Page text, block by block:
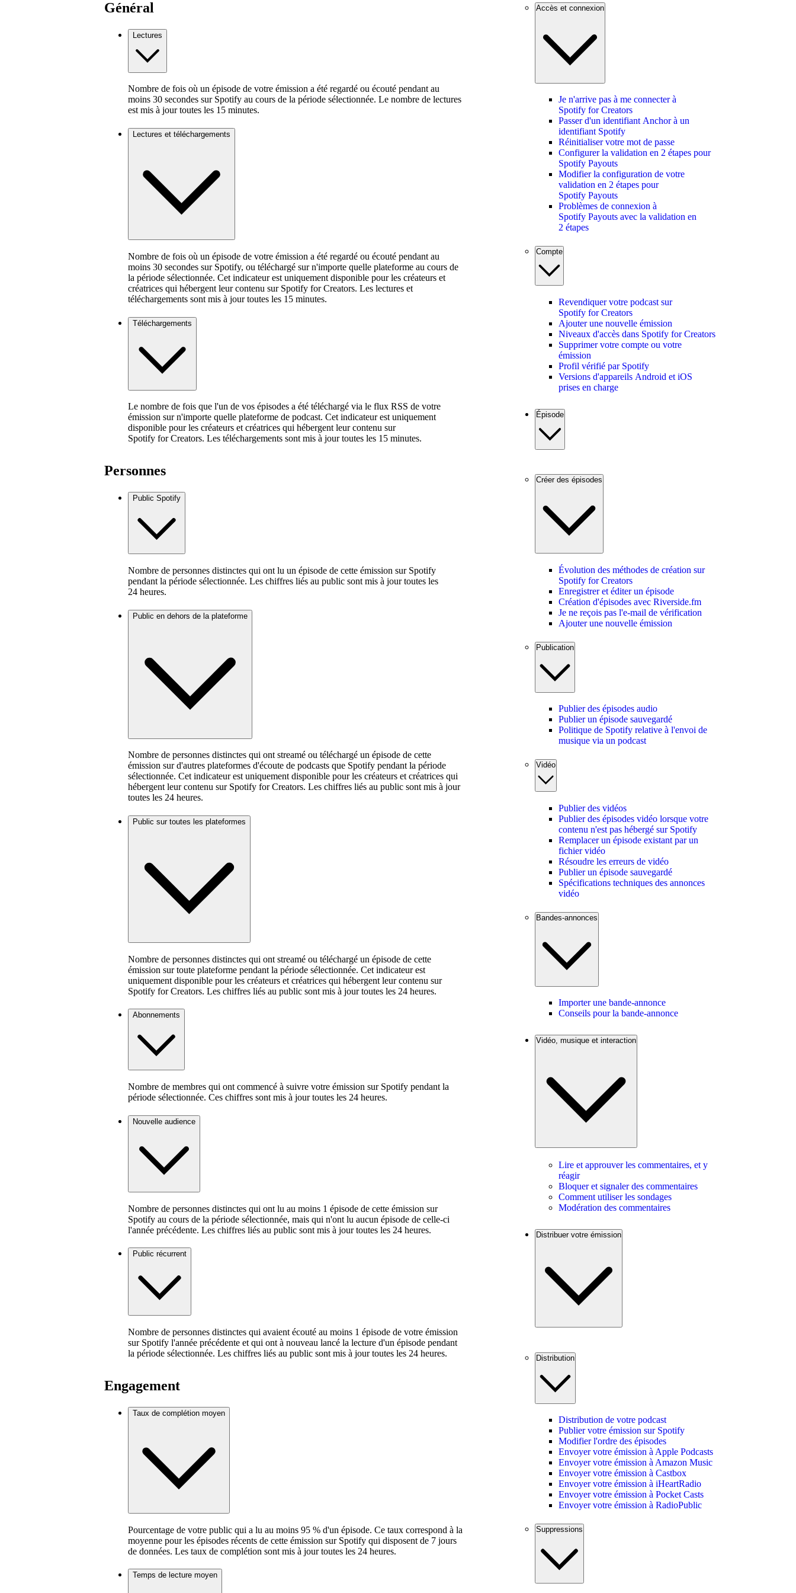
Général
Lectures
Nombre de fois où un épisode de votre émission a été regardé ou écouté pendant au
moins 30 secondes sur Spotify au cours de la période sélectionnée. Le nombre de lectures
est mis à jour toutes les 15 minutes.
Lectures et téléchargements
Nombre de fois où un épisode de votre émission a été regardé ou écouté pendant au
moins 30 secondes sur Spotify, ou téléchargé sur n'importe quelle plateforme au cours de
la période sélectionnée. Cet indicateur est uniquement disponible pour les créateurs et
créatrices qui hébergent leur contenu sur Spotify for Creators. Les lectures et
téléchargements sont mis à jour toutes les 15 minutes.
Téléchargements
Le nombre de fois que l'un de vos épisodes a été téléchargé via le flux RSS de votre
émission sur n'importe quelle plateforme de podcast. Cet indicateur est uniquement
disponible pour les créateurs et créatrices qui hébergent leur contenu sur
Spotify for Creators. Les téléchargements sont mis à jour toutes les 15 minutes.
Personnes
Public Spotify
Nombre de personnes distinctes qui ont lu un épisode de cette émission sur Spotify
pendant la période sélectionnée. Les chiffres liés au public sont mis à jour toutes les
24 heures.
Public en dehors de la plateforme
Nombre de personnes distinctes qui ont streamé ou téléchargé un épisode de cette
émission sur d'autres plateformes d'écoute de podcasts que Spotify pendant la période
sélectionnée. Cet indicateur est uniquement disponible pour les créateurs et créatrices qui
hébergent leur contenu sur Spotify for Creators. Les chiffres liés au public sont mis à jour
toutes les 24 heures.
Public sur toutes les plateformes
Nombre de personnes distinctes qui ont streamé ou téléchargé un épisode de cette
émission sur toute plateforme pendant la période sélectionnée. Cet indicateur est
uniquement disponible pour les créateurs et créatrices qui hébergent leur contenu sur
Spotify for Creators. Les chiffres liés au public sont mis à jour toutes les 24 heures.
Abonnements
Nombre de membres qui ont commencé à suivre votre émission sur Spotify pendant la
période sélectionnée. Ces chiffres sont mis à jour toutes les 24 heures.
Nouvelle audience
Nombre de personnes distinctes qui ont lu au moins 1 épisode de cette émission sur
Spotify au cours de la période sélectionnée, mais qui n'ont lu aucun épisode de celle-ci
l'année précédente. Les chiffres liés au public sont mis à jour toutes les 24 heures.
Public récurrent
Nombre de personnes distinctes qui avaient écouté au moins 1 épisode de votre émission
sur Spotify l'année précédente et qui ont à nouveau lancé la lecture d'un épisode pendant
la période sélectionnée. Les chiffres liés au public sont mis à jour toutes les 24 heures.
Engagement
Taux de complétion moyen
Pourcentage de votre public qui a lu au moins 95 % d'un épisode. Ce taux correspond à la
moyenne pour les épisodes récents de cette émission sur Spotify qui disposent de 7 jours
de données. Les taux de complétion sont mis à jour toutes les 24 heures.
Temps de lecture moyen
Accès et connexion
Je n'arrive pas à me connecter à
Spotify for Creators
Passer d'un identifiant Anchor à un
identifiant Spotify
Réinitialiser votre mot de passe
Configurer la validation en 2 étapes pour
Spotify Payouts
Modifier la configuration de votre
validation en 2 étapes pour
Spotify Payouts
Problèmes de connexion à
Spotify Payouts avec la validation en
2 étapes
Compte
Revendiquer votre podcast sur
Spotify for Creators
Ajouter une nouvelle émission
Niveaux d'accès dans Spotify for Creators
Supprimer votre compte ou votre
émission
Profil vérifié par Spotify
Versions d'appareils Android et iOS
prises en charge
Épisode
Créer des épisodes
Évolution des méthodes de création sur
Spotify for Creators
Enregistrer et éditer un épisode
Création d'épisodes avec Riverside.fm
Je ne reçois pas l'e-mail de vérification
Ajouter une nouvelle émission
Publication
Publier des épisodes audio
Publier un épisode sauvegardé
Politique de Spotify relative à l'envoi de
musique via un podcast
Vidéo
Publier des vidéos
Publier des épisodes vidéo lorsque votre
contenu n'est pas hébergé sur Spotify
Remplacer un épisode existant par un
fichier vidéo
Résoudre les erreurs de vidéo
Publier un épisode sauvegardé
Spécifications techniques des annonces
vidéo
Bandes-annonces
Importer une bande-annonce
Conseils pour la bande-annonce
Vidéo, musique et interaction
Lire et approuver les commentaires, et y
réagir
Bloquer et signaler des commentaires
Comment utiliser les sondages
Modération des commentaires
Distribuer votre émission
Distribution
Distribution de votre podcast
Publier votre émission sur Spotify
Modifier l'ordre des épisodes
Envoyer votre émission à Apple Podcasts
Envoyer votre émission à Amazon Music
Envoyer votre émission à Castbox
Envoyer votre émission à iHeartRadio
Envoyer votre émission à Pocket Casts
Envoyer votre émission à RadioPublic
Suppressions